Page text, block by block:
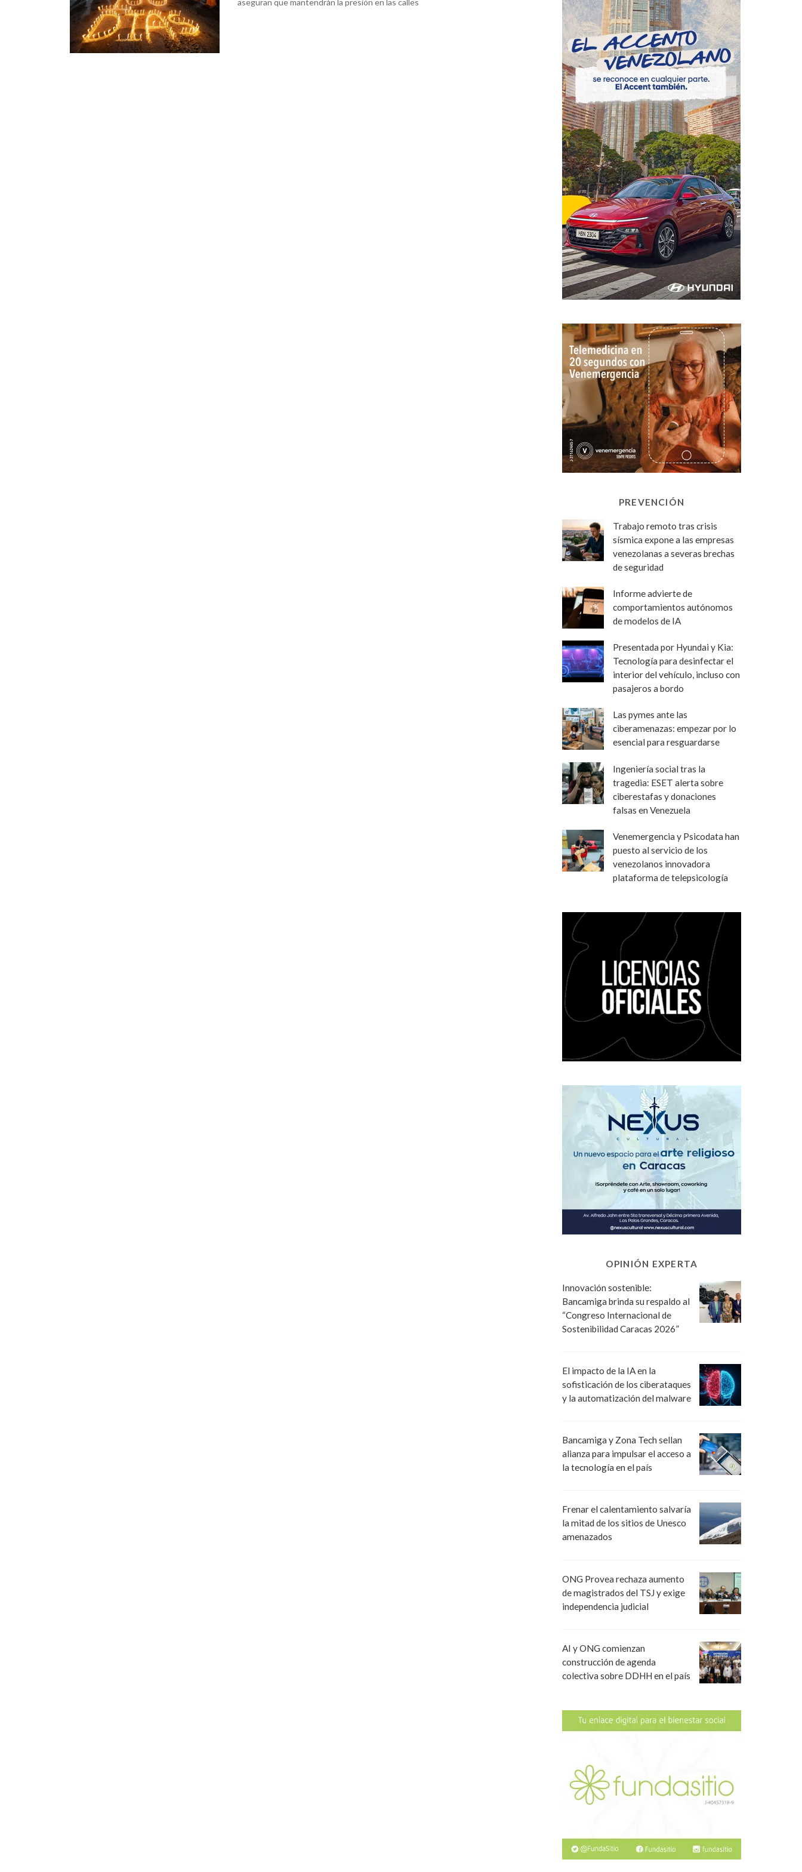
aseguran que mantendrán la presión en las calles
PREVENCIÓN
Trabajo remoto tras crisis
sísmica expone a las empresas
venezolanas a severas brechas
de seguridad
Informe advierte de
comportamientos autónomos
de modelos de IA
Presentada por Hyundai y Kia:
Tecnología para desinfectar el
interior del vehículo, incluso con
pasajeros a bordo
Las pymes ante las
ciberamenazas: empezar por lo
esencial para resguardarse
Ingeniería social tras la
tragedia: ESET alerta sobre
ciberestafas y donaciones
falsas en Venezuela
Venemergencia y Psicodata han
puesto al servicio de los
venezolanos innovadora
plataforma de telepsicología
OPINIÓN EXPERTA
Innovación sostenible:
Bancamiga brinda su respaldo al
“Congreso Internacional de
Sostenibilidad Caracas 2026”
El impacto de la IA en la
sofisticación de los ciberataques
y la automatización del malware
Bancamiga y Zona Tech sellan
alianza para impulsar el acceso a
la tecnología en el país
Frenar el calentamiento salvaría
la mitad de los sitios de Unesco
amenazados
ONG Provea rechaza aumento
de magistrados del TSJ y exige
independencia judicial
AI y ONG comienzan
construcción de agenda
colectiva sobre DDHH en el país